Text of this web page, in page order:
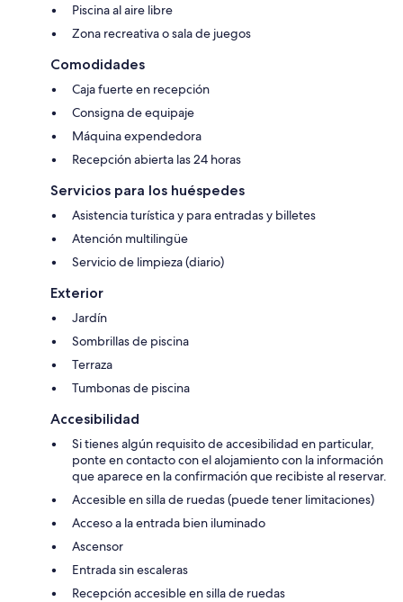
Piscina al aire libre
Zona recreativa o sala de juegos
Comodidades
Caja fuerte en recepción
Consigna de equipaje
Máquina expendedora
Recepción abierta las 24 horas
Servicios para los huéspedes
Asistencia turística y para entradas y billetes
Atención multilingüe
Servicio de limpieza (diario)
Exterior
Jardín
Sombrillas de piscina
Terraza
Tumbonas de piscina
Accesibilidad
Si tienes algún requisito de accesibilidad en particular,
ponte en contacto con el alojamiento con la información
que aparece en la confirmación que recibiste al reservar.
Accesible en silla de ruedas (puede tener limitaciones)
Acceso a la entrada bien iluminado
Ascensor
Entrada sin escaleras
Recepción accesible en silla de ruedas